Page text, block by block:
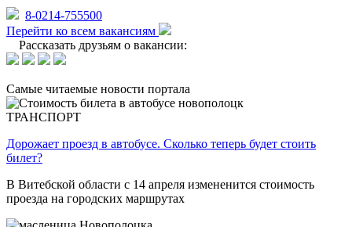
8-0214-755500
Перейти ко всем вакансиям
Рассказать друзьям о вакансии:
Самые читаемые новости портала
ТРАНСПОРТ
Дорожает проезд в автобусе. Сколько теперь будет стоить
билет?
В Витебской области с 14 апреля измененится стоимость
проезда на городских маршрутах